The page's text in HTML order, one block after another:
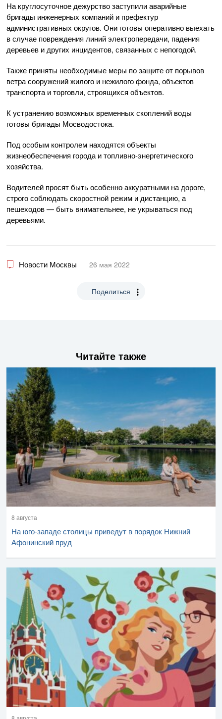
На круглосуточное дежурство заступили аварийные
бригады инженерных компаний и префектур
административных округов. Они готовы оперативно выехать
в случае повреждения линий электропередачи, падения
деревьев и других инцидентов, связанных с непогодой.
Также приняты необходимые меры по защите от порывов
ветра сооружений жилого и нежилого фонда, объектов
транспорта и торговли, строящихся объектов.
К устранению возможных временных скоплений воды
готовы бригады Мосводостока.
Под особым контролем находятся объекты
жизнеобеспечения города и топливно-энергетического
хозяйства.
Водителей просят быть особенно аккуратными на дороге,
строго соблюдать скоростной режим и дистанцию, а
пешеходов — быть внимательнее, не укрываться под
деревьями.
Новости Москвы 26 мая 2022
Поделиться
Читайте также
8 августа
На юго-западе столицы приведут в порядок Нижний
Афонинский пруд